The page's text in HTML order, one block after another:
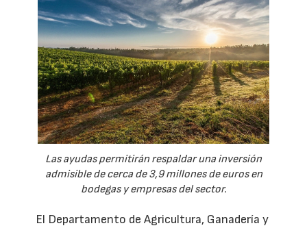
Las ayudas permitirán respaldar una inversión
admisible de cerca de 3,9 millones de euros en
bodegas y empresas del sector.
El Departamento de Agricultura, Ganadería y